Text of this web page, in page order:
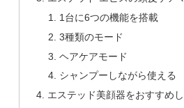
1台に6つの機能を搭載
3種類のモード
ヘアケアモード
シャンプーしながら使える
エステッド美顔器をおすすめ